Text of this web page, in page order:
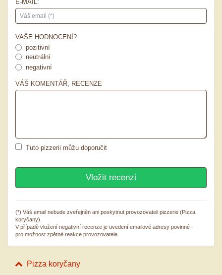
E-MAIL:
VAŠE HODNOCENÍ?
pozitivní
neutrální
negativní
VÁŠ KOMENTÁŘ, RECENZE
Tuto pizzerii můžu doporučit
(*) Váš email nebude zveřejněn ani poskytnut provozovateli pizzerie (Pizza
koryčany).
V případě vložení negativní recenze je uvedení emailové adresy povinné -
pro možnost zpětné reakce provozovatele.
Pizza koryčany